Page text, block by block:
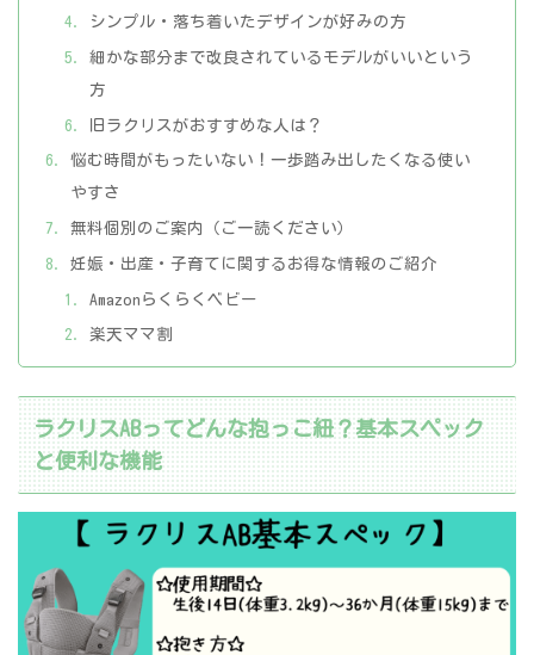
シンプル・落ち着いたデザインが好みの方
細かな部分まで改良されているモデルがいいという
方
旧ラクリスがおすすめな人は？
悩む時間がもったいない！一歩踏み出したくなる使い
やすさ
無料個別のご案内（ご一読ください）
妊娠・出産・子育てに関するお得な情報のご紹介
Amazonらくらくベビー
楽天ママ割
ラクリスABってどんな抱っこ紐？基本スペック
と便利な機能